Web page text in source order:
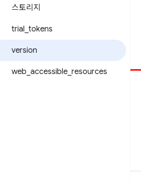
스토리지
trial tokens
version
web accessible resources